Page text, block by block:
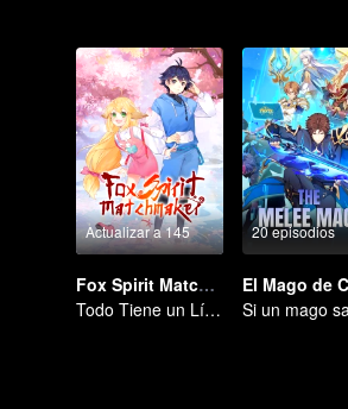
Actualizar a 145
Fox Spirit Matchmaker
Todo Tiene un Límite, Excepto el Amor y el Odio
20 episodios